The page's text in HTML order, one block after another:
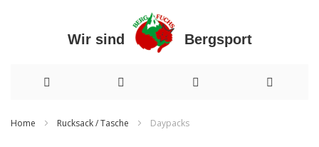
Wir sind Bergsport
Home Rucksack / Tasche Daypacks